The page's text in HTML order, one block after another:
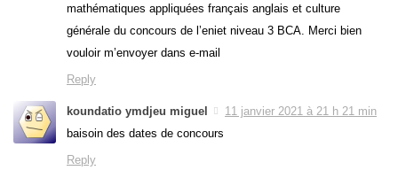
mathématiques appliquées français anglais et culture
générale du concours de l’eniet niveau 3 BCA. Merci bien
vouloir m’envoyer dans e-mail
Reply
koundatio ymdjeu miguel
11 janvier 2021 à 21 h 21 min
baisoin des dates de concours
Reply